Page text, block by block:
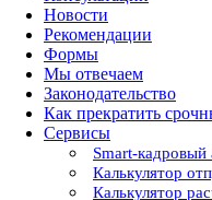
Новости
Рекомендации
Формы
Мы отвечаем
Законодательство
Как прекратить
Сервисы
Smart-кадровый
Калькулятор
Калькулятор